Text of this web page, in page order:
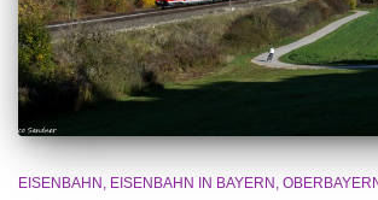
EISENBAHN EISENBAHN IN BAYERN